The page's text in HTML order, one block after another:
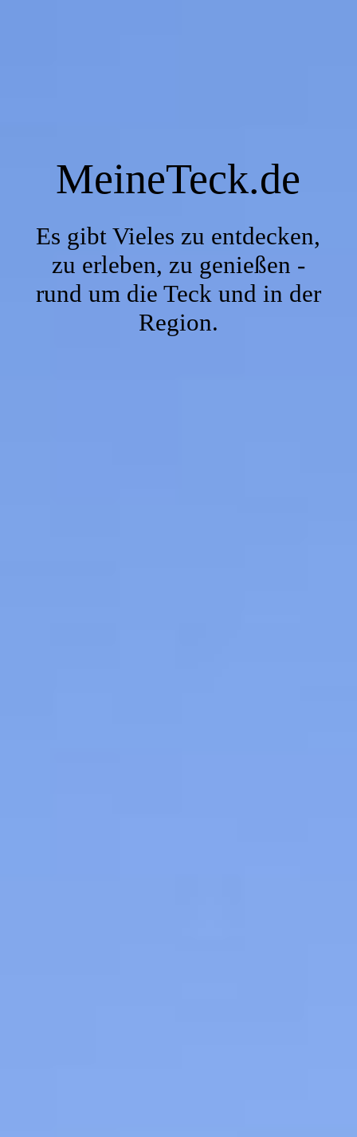
MeineTeck.de
Es gibt Vieles zu entdecken,
zu erleben, zu genießen -
rund um die Teck und in der
Region.
Fotostrecke
Rezepte
Fotokalender